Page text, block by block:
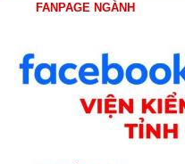
FANPAGE NGÀNH